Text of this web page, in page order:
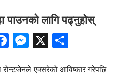
लागि पढ्नुहोस्
Facebook
Messenger
X
एक्सरेको आविष्कार गरेपछि